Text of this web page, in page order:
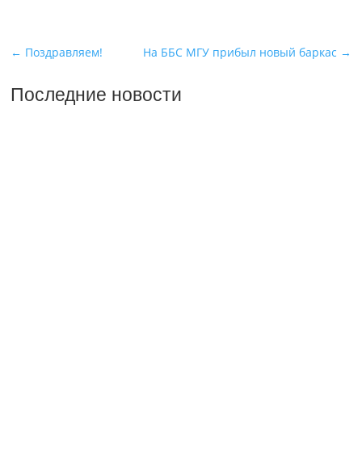
← Поздравляем! На ББС МГУ прибыл новый баркас →
Последние новости